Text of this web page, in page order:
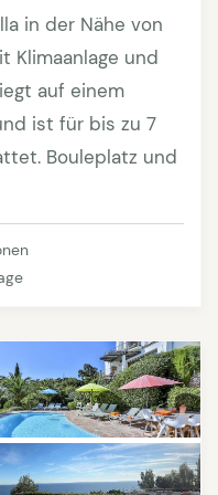
in der Nähe von
Klimaanlage und
auf einem
ist für bis zu 7
Bouleplatz und